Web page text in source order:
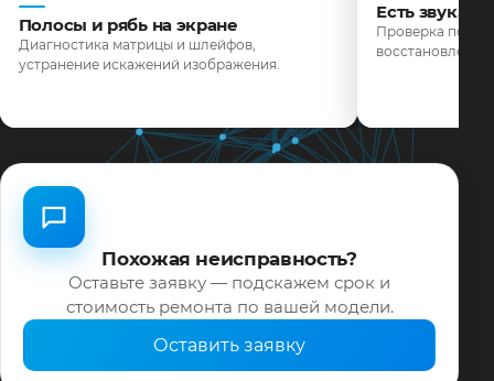
Полосы и рябь на экране
Диагностика матрицы и шлейфов,
устранение искажений изображения.
Есть звук,
Проверка
восстановление
Похожая неисправность?
Оставьте заявку — подскажем срок и
стоимость ремонта по вашей модели.
Оставить заявку